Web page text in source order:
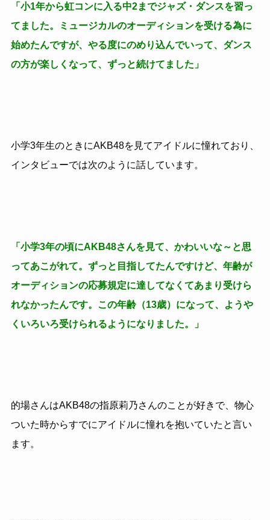
「小1年から虹コンに入る中2までジャズ・ダンスを習っ
てました。ミュージカルのオーディションを受ける為に
始めたんですが、やる度にのめり込んでいって、ダンス
の方が楽しくなって、ずっと続けてました」
小学3年生のときにAKB48を見てアイドルに憧れており、
インタビューでは次のように話しています。
「小学3年の頃にAKB48さんを見て、かわいいな～と思
ってあこがれて。ずっと目指してたんですけど、年齢が
オーディションの応募規定に達してなくてあまり受けら
れなかったんです。この年齢（13歳）になって、ようや
くいろいろ受けられるようになりました。」
的場さんはAKB48の指原莉乃さんのことが好きで、物心
ついた時からすでにアイドルに憧れを抱いていたと言い
ます。